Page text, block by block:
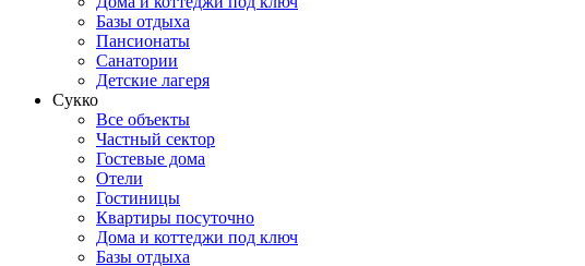
Базы отдыха
Пансионаты
Санатории
Детские лагеря
Сукко
Все объекты
Частный сектор
Гостевые дома
Отели
Гостиницы
Квартиры посуточно
Дома и коттеджи под ключ
Базы отдыха